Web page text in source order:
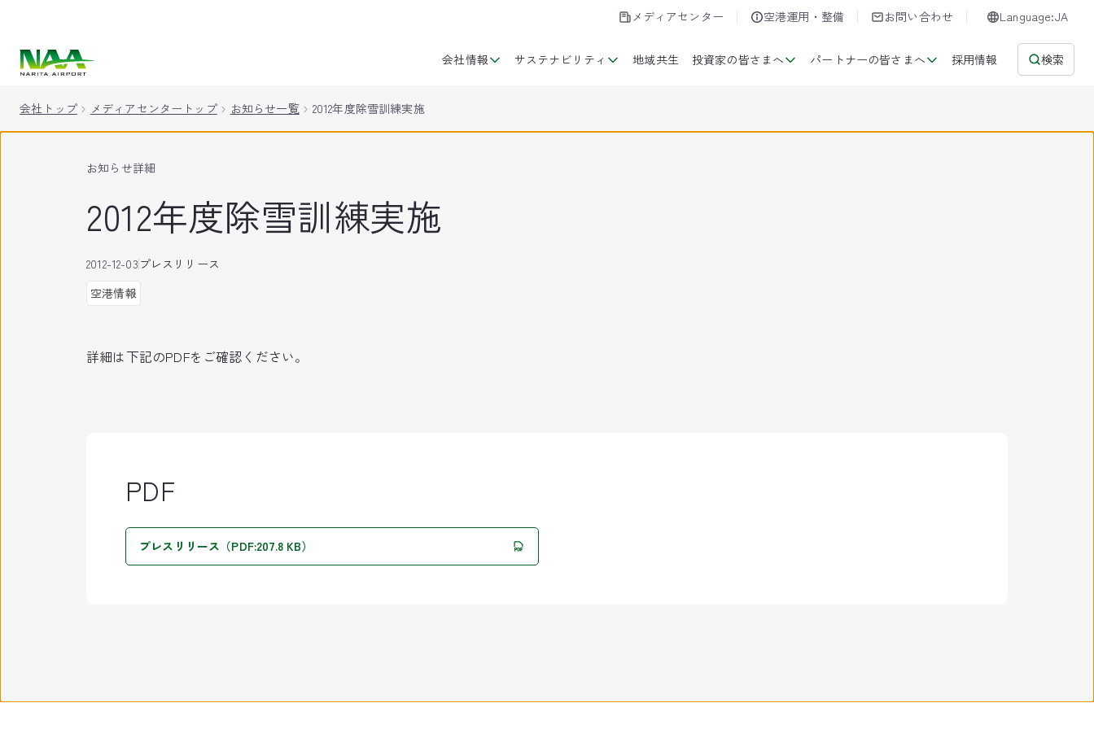
メディアセンター 空港運用・整備 お問い合わせ Language:JA
会社情報 サステナビリティ 地域共生 投資家の皆さまへ パートナーの皆さまへ 採用情報 検索
会社トップ メディアセンタートップ お知らせ一覧 2012年度除雪訓練実施
お知らせ詳細
2012年度除雪訓練実施
2012-12-03プレスリリース
空港情報
詳細は下記のPDFをご確認ください。
PDF
プレスリリース（PDF:207.8 KB）